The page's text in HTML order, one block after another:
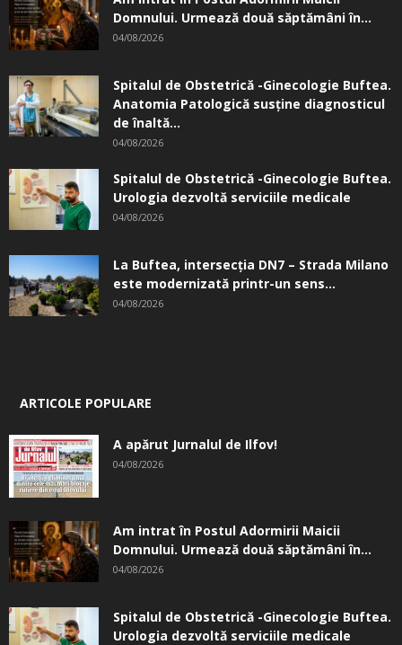
Domnului. Urmează două săptămâni în...
04/08/2026
Spitalul de Obstetrică -Ginecologie Buftea.
Anatomia Patologică susţine diagnosticul
de înaltă...
04/08/2026
Spitalul de Obstetrică -Ginecologie Buftea.
Urologia dezvoltă serviciile medicale
04/08/2026
La Buftea, intersecţia DN7 – Strada Milano
este modernizată printr-un sens...
04/08/2026
ARTICOLE POPULARE
A apărut Jurnalul de Ilfov!
04/08/2026
Am intrat în Postul Adormirii Maicii
Domnului. Urmează două săptămâni în...
04/08/2026
Spitalul de Obstetrică -Ginecologie Buftea.
Urologia dezvoltă serviciile medicale